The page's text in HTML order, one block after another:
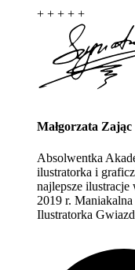
+ + + + +
Małgorzata Zając
Absolwentka
ilustratorka i
najlepsze
2019 r.
Ilustratorka